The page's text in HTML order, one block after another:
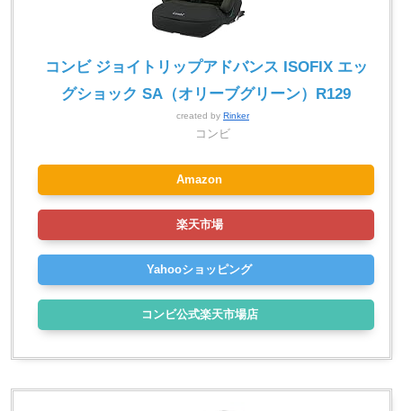
コンビ ジョイトリップアドバンス ISOFIX エッ
グショック SA（オリーブグリーン）R129
created by Rinker
コンビ
Amazon
楽天市場
Yahooショッピング
コンビ公式楽天市場店